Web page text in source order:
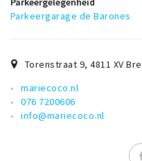
Studentenroutes
Party pics
Eten
Drinken
Parkeergarage de Barones
Torenstraat 9,4811 XV
mariecoco.nl
076 7200606
info@mariecoco.nl